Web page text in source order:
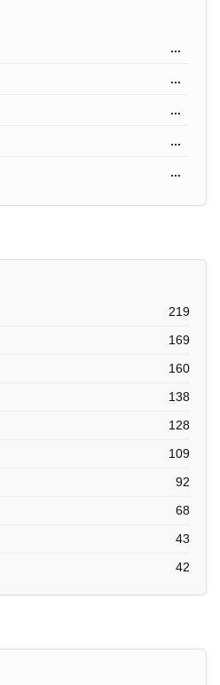
...
...
...
...
...
219
169
160
138
128
109
92
68
43
42